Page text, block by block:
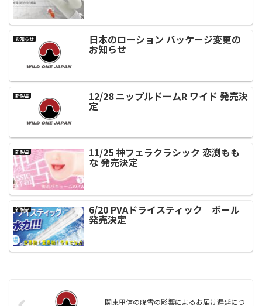
お知らせ 日本のローション パッケージ変更の
お知らせ
新製品 12/28 ニップルドームR ワイド 発売決
定
新製品 11/25 神フェラクラシック 恋渕もも
な 発売決定
新製品 6/20 PVAドライスティック ボール
発売決定
関東甲信の降雪の影響によるお届け遅延につ